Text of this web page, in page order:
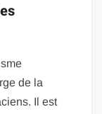
de la
Il est